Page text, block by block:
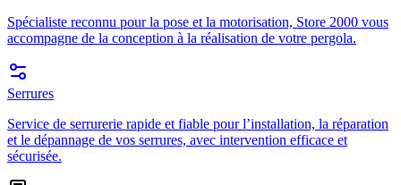
Spécialiste reconnu pour la pose et la motorisation, Store 2000 vous
accompagne de la conception à la réalisation de votre pergola.
Serrures
Service de serrurerie rapide et fiable pour l’installation, la réparation
et le dépannage de vos serrures, avec intervention efficace et
sécurisée.